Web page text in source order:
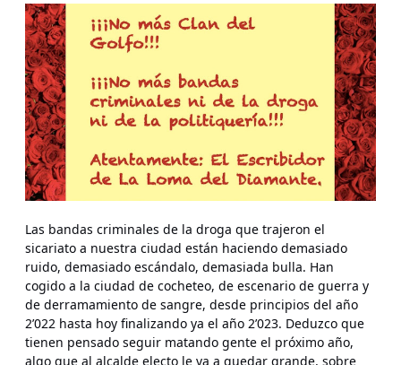
Las bandas criminales de la droga que trajeron el
sicariato a nuestra ciudad están haciendo demasiado
ruido, demasiado escándalo, demasiada bulla. Han
cogido a la ciudad de cocheteo, de escenario de guerra y
de derramamiento de sangre, desde principios del año
2’022 hasta hoy finalizando ya el año 2’023. Deduzco que
tienen pensado seguir matando gente el próximo año,
algo que al alcalde electo le va a quedar grande, sobre